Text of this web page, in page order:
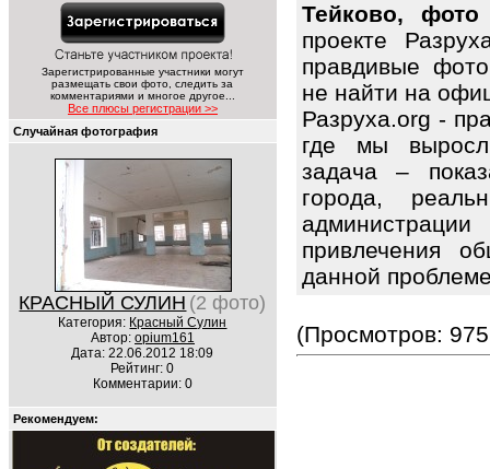
Зарегистрированные участники могут
размещать свои фото, следить за
комментариями и многое другое...
Все плюсы регистрации >>
Случайная фотография
КРАСНЫЙ СУЛИН (2 фото)
Категория: Красный Сулин
Автор: opium161
Дата: 22.06.2012 18:09
Рейтинг: 0
Комментарии: 0
Рекомендуем:
Тейково,
проекте
правдивые
не найти на
Разруха.org -
где мы
задача –
города,
привлечения
данной
(Просмотров: